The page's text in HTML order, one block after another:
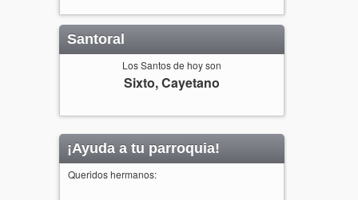
Santoral
Los Santos de hoy son
Sixto, Cayetano
¡Ayuda a tu parroquia!
Queridos hermanos: